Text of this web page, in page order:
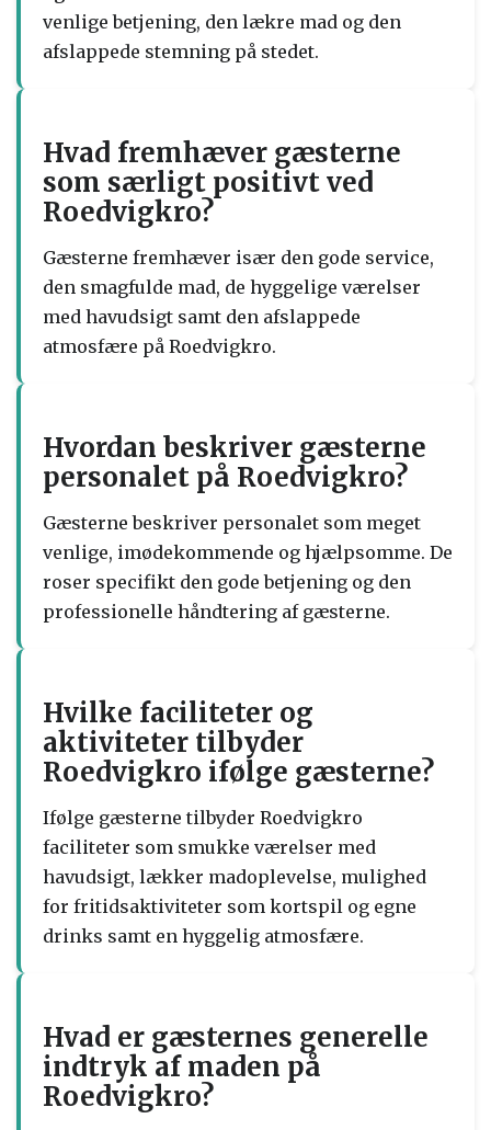
venlige betjening, den lækre mad og den
afslappede stemning på stedet.
Hvad fremhæver gæsterne
som særligt positivt ved
Roedvigkro?
Gæsterne fremhæver især den gode service,
den smagfulde mad, de hyggelige værelser
med havudsigt samt den afslappede
atmosfære på Roedvigkro.
Hvordan beskriver gæsterne
personalet på Roedvigkro?
Gæsterne beskriver personalet som meget
venlige, imødekommende og hjælpsomme. De
roser specifikt den gode betjening og den
professionelle håndtering af gæsterne.
Hvilke faciliteter og
aktiviteter tilbyder
Roedvigkro ifølge gæsterne?
Ifølge gæsterne tilbyder Roedvigkro
faciliteter som smukke værelser med
havudsigt, lækker madoplevelse, mulighed
for fritidsaktiviteter som kortspil og egne
drinks samt en hyggelig atmosfære.
Hvad er gæsternes generelle
indtryk af maden på
Roedvigkro?